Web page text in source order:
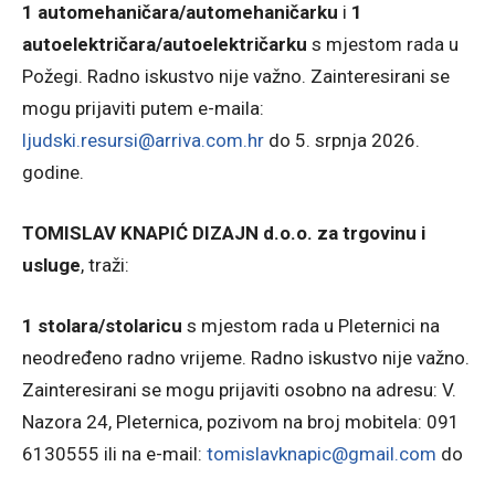
1 automehaničara/automehaničarku i 1
autoelektričara/autoelektričarku s mjestom rada u
Požegi. Radno iskustvo nije važno. Zainteresirani se
mogu prijaviti putem e-maila:
ljudski.resursi@arriva.com.hr do 5. srpnja 2026.
godine.
TOMISLAV KNAPIĆ DIZAJN d.o.o. za trgovinu i
usluge, traži:
1 stolara/stolaricu s mjestom rada u Pleternici na
neodređeno radno vrijeme. Radno iskustvo nije važno.
Zainteresirani se mogu prijaviti osobno na adresu: V.
Nazora 24, Pleternica, pozivom na broj mobitela: 091
6130555 ili na e-mail: tomislavknapic@gmail.com do